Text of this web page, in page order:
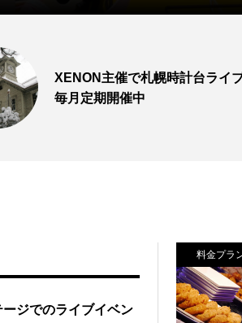
XENON主催で札幌時計台ライ
毎月定期開催中
ジでのライブイベン
料金プラ